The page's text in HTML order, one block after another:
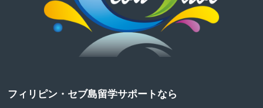
フィリピン・セブ島留学サポートなら